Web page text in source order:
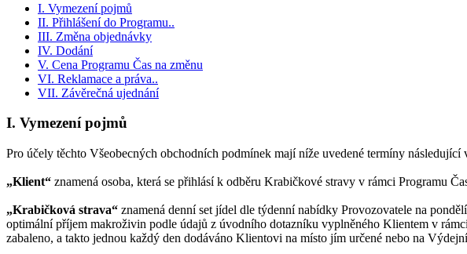
I. Vymezení pojmů
II. Přihlášení do Programu..
III. Změna objednávky
IV. Dodání
V. Cena Programu Čas na změnu
VI. Reklamace a práva..
VII. Závěrečná ujednání
I. Vymezení pojmů
Pro účely těchto Všeobecných obchodních podmínek mají níže uvedené termíny následující
„Klient“ znamená osoba, která se přihlásí k odběru Krabičkové stravy v rámci Programu
„Krabičková strava“ znamená denní set jídel dle týdenní nabídky Provozovatele na
optimální příjem makroživin podle údajů z úvodního dotazníku vyplněného Klientem v
zabaleno, a takto jednou každý den dodáváno Klientovi na místo jím určené nebo na